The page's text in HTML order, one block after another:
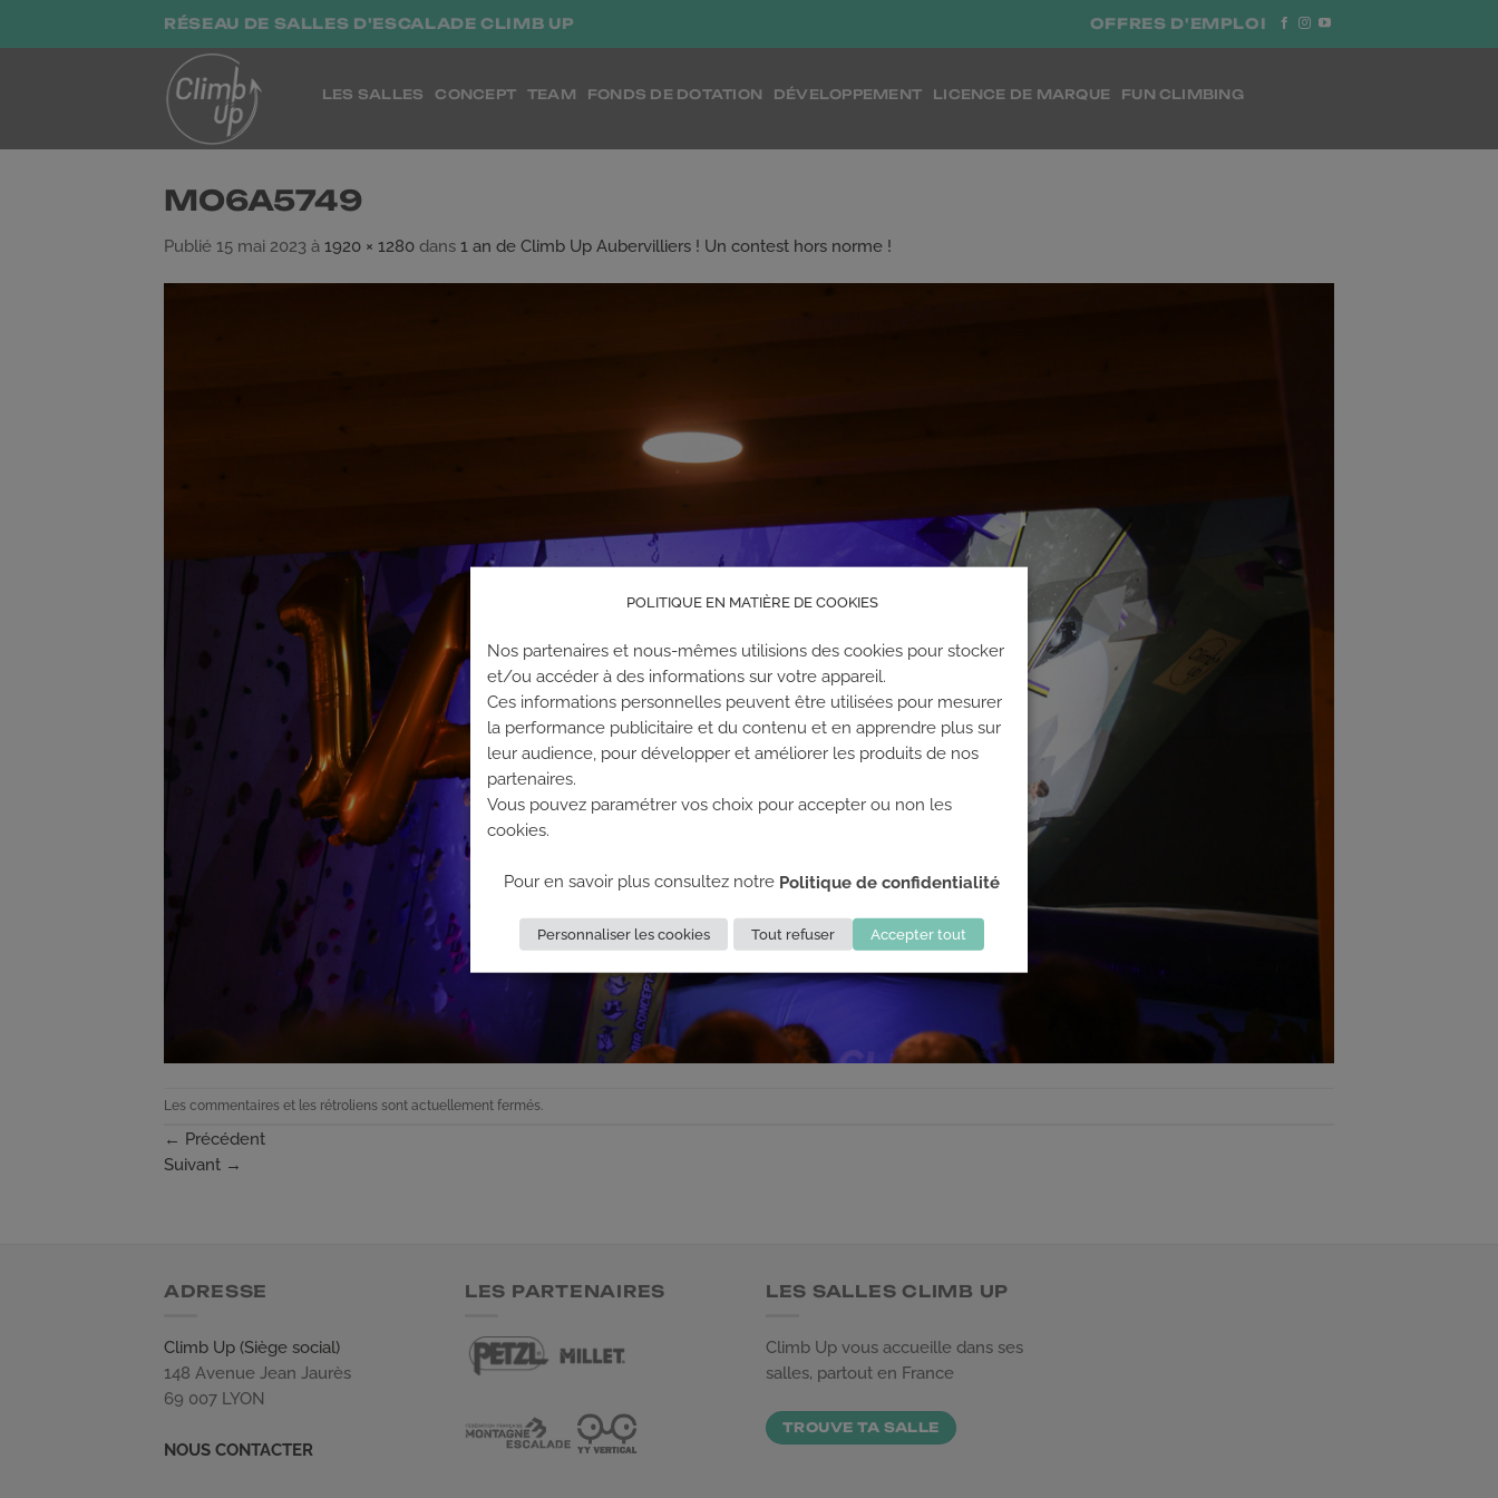
RÉSEAU DE SALLES D'ESCALADE CLIMB UP OFFRES D'EMPLOI
LES SALLES CONCEPT TEAM FONDS DE DOTATION DÉVELOPPEMENT LICENCE DE MARQUE FUN CLIMBING
MO6A5749
Publié 15 mai 2023 à 1920 × 1280 dans 1 an de Climb Up Aubervilliers ! Un contest hors norme !
Les commentaires et les rétroliens sont actuellement fermés.
← Précédent
Suivant →
ADRESSE
Climb Up (Siège social)
148 Avenue Jean Jaurès
69 007 LYON
NOUS CONTACTER
LES PARTENAIRES LES SALLES CLIMB UP
Climb Up vous accueille dans ses
salles, partout en France
TROUVE TA SALLE
POLITIQUE EN MATIÈRE DE COOKIES
Nos partenaires et nous-mêmes utilisions des cookies pour stocker
et/ou accéder à des informations sur votre appareil.
Ces informations personnelles peuvent être utilisées pour mesurer
la performance publicitaire et du contenu et en apprendre plus sur
leur audience, pour développer et améliorer les produits de nos
partenaires.
Vous pouvez paramétrer vos choix pour accepter ou non les
cookies.
Pour en savoir plus consultez notre Politique de confidentialité
Personnaliser les cookies Tout refuser Accepter tout